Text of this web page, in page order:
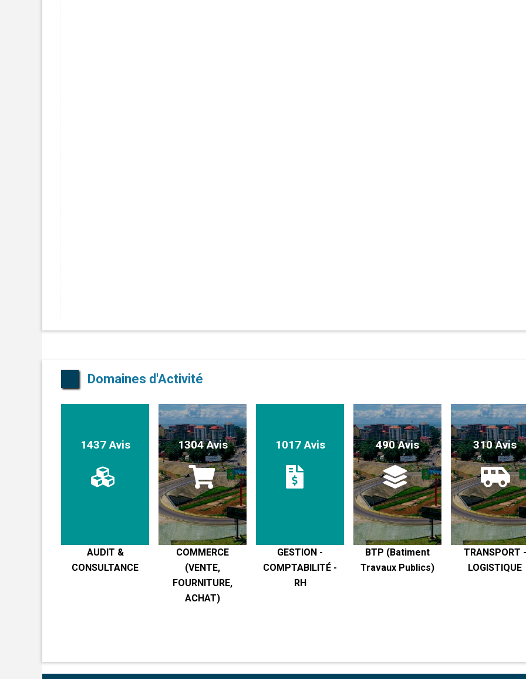
Domaines d'Activité
1437 Avis
AUDIT &
CONSULTANCE
1304 Avis
COMMERCE
(VENTE,
FOURNITURE,
ACHAT)
1017 Avis
GESTION -
COMPTABILITÉ -
RH
490 Avis
BTP (Batiment
Travaux Publics)
310 Avis
TRANSPORT -
LOGISTIQUE